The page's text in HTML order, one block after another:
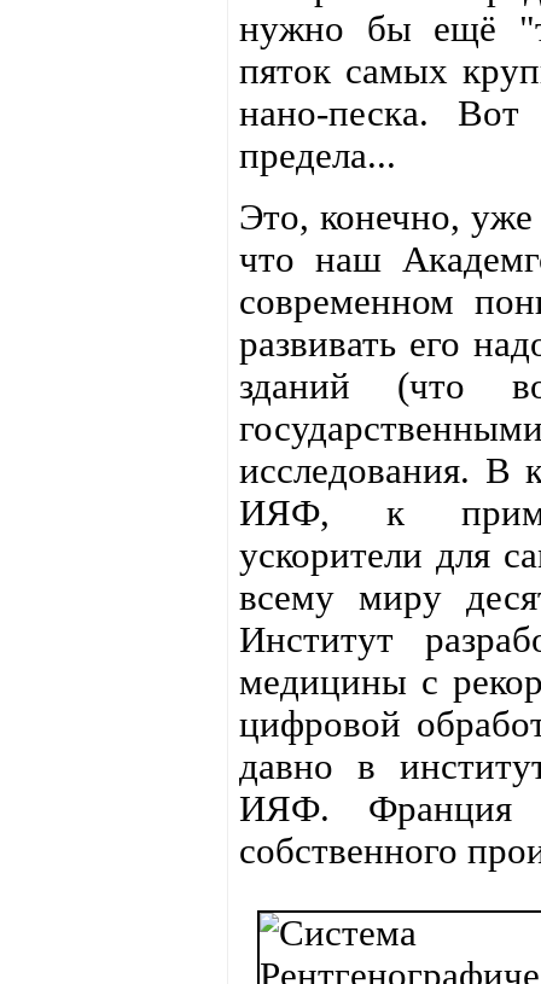
нужно бы ещё
пяток самых
нано-песка.
предела...
Это, конечно, уже
что наш
современном
развивать его
зданий (что
исследования. В
ИЯФ, к
ускорители для
всему миру
Институт
медицины с
цифровой
давно в
ИЯФ. Франция
собственного